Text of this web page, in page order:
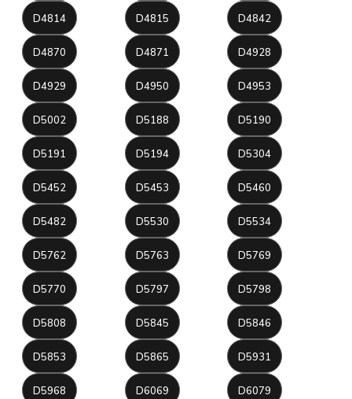
D4814 D4815 D4842
D4870 D4871 D4928
D4929 D4950 D4953
D5002 D5188 D5190
D5191 D5194 D5304
D5452 D5453 D5460
D5482 D5530 D5534
D5762 D5763 D5769
D5770 D5797 D5798
D5808 D5845 D5846
D5853 D5865 D5931
D5968 D6069 D6079